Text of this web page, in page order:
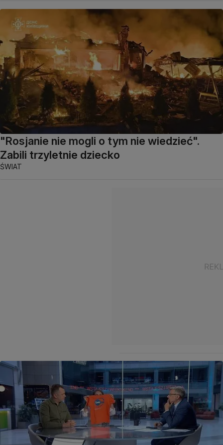
"Rosjanie nie mogli o tym nie wiedzieć".
Zabili trzyletnie dziecko
ŚWIAT